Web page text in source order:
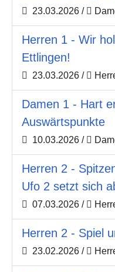
23.03.2026 /
Herren 1 - Wir
Ettlingen!
23.03.2026 /
Damen 1 - Hart
Auswärtspunkte
10.03.2026 /
Herren 2 -
Ufo 2 setzt sich
07.03.2026 /
Herren 2 - Spiel
23.02.2026 /